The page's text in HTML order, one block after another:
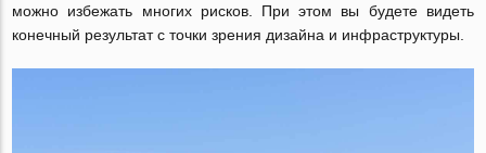
можно избежать многих рисков. При этом вы будете видеть
конечный результат с точки зрения дизайна и инфраструктуры.